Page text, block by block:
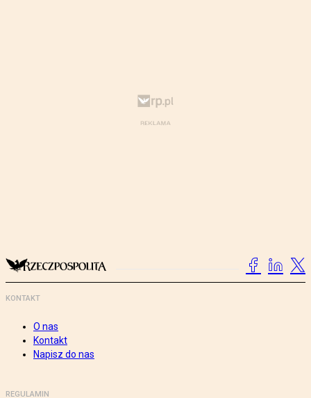
KONTAKT
O nas
Kontakt
Napisz do nas
REGULAMIN